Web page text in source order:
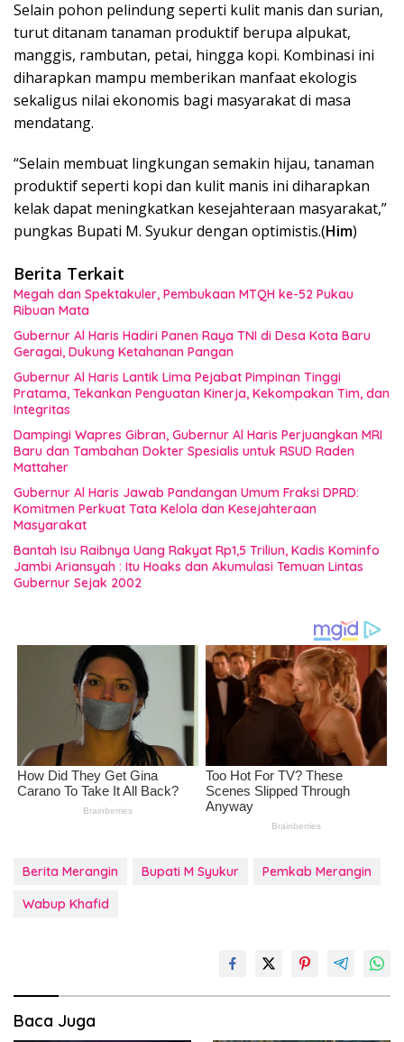
Selain pohon pelindung seperti kulit manis dan surian,
turut ditanam tanaman produktif berupa alpukat,
manggis, rambutan, petai, hingga kopi. Kombinasi ini
diharapkan mampu memberikan manfaat ekologis
sekaligus nilai ekonomis bagi masyarakat di masa
mendatang.
“Selain membuat lingkungan semakin hijau, tanaman
produktif seperti kopi dan kulit manis ini diharapkan
kelak dapat meningkatkan kesejahteraan masyarakat,”
pungkas Bupati M. Syukur dengan optimistis.(Him)
Berita Terkait
Megah dan Spektakuler, Pembukaan MTQH ke-52 Pukau
Ribuan Mata
Gubernur Al Haris Hadiri Panen Raya TNI di Desa Kota Baru
Geragai, Dukung Ketahanan Pangan
Gubernur Al Haris Lantik Lima Pejabat Pimpinan Tinggi
Pratama, Tekankan Penguatan Kinerja, Kekompakan Tim, dan
Integritas
Dampingi Wapres Gibran, Gubernur Al Haris Perjuangkan MRI
Baru dan Tambahan Dokter Spesialis untuk RSUD Raden
Mattaher
Gubernur Al Haris Jawab Pandangan Umum Fraksi DPRD:
Komitmen Perkuat Tata Kelola dan Kesejahteraan
Masyarakat
Bantah Isu Raibnya Uang Rakyat Rp1,5 Triliun, Kadis Kominfo
Jambi Ariansyah : Itu Hoaks dan Akumulasi Temuan Lintas
Gubernur Sejak 2002
Berita Merangin Bupati M Syukur
Pemkab Merangin
Wabup Khafid
Baca Juga